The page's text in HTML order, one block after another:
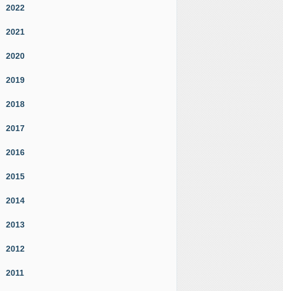
2022
2021
2020
2019
2018
2017
2016
2015
2014
2013
2012
2011